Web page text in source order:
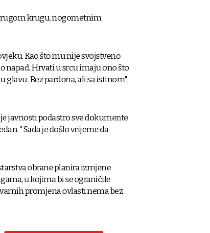
krugu, nogometnim
Kao što mu nije svojstveno
napad. Hrvati u srcu imaju ono što
glavu. Bez pardona, ali sa istinom",
javnosti podastro sve dokumente
"Sada je došlo vrijeme da
obrane planira izmjene
u kojima bi se ograničile
promjena ovlasti nema bez